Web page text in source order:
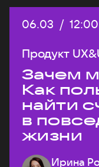
Дата:
06.03 / 12:00
Продукт
Зачем
Как
найти
в
жизни
Ирина